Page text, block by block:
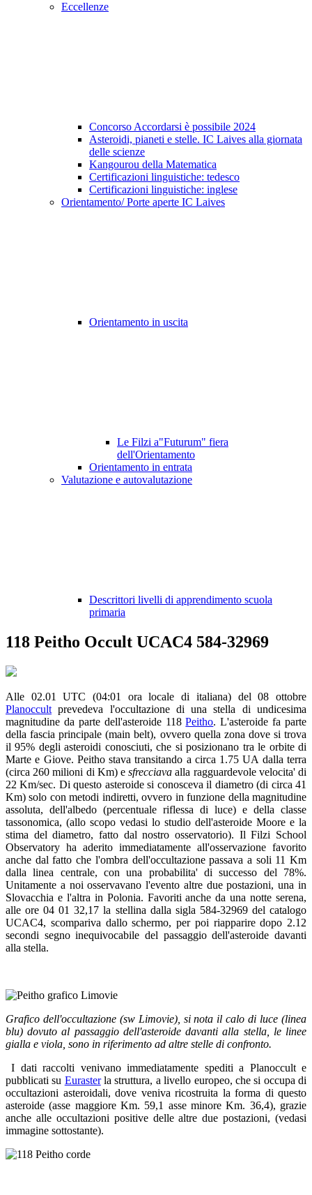
Eccellenze
Concorso Accordarsi è possibile 2024
Asteroidi, pianeti e stelle. IC Laives alla giornata
delle scienze
Kangourou della Matematica
Certificazioni linguistiche: tedesco
Certificazioni linguistiche: inglese
Orientamento/ Porte aperte IC Laives
Orientamento in uscita
Le Filzi a"Futurum" fiera
dell'Orientamento
Orientamento in entrata
Valutazione e autovalutazione
Descrittori livelli di apprendimento scuola
primaria
118 Peitho Occult UCAC4 584-32969
Alle 02.01 UTC (04:01 ora locale di italiana) del 08 ottobre
Planoccult prevedeva l'occultazione di una stella di undicesima
magnitudine da parte dell'asteroide 118Peitho. L'asteroide fa parte
della fascia principale (main belt), ovvero quella zona dove si trova
il 95% degli asteroidi conosciuti, che si posizionano tra le orbite di
Marte e Giove. Peitho stava transitando a circa 1.75 UA dalla terra
(circa 260 milioni di Km) esfrecciava alla ragguardevole velocita' di
22 Km/sec. Di questo asteroide si conosceva il diametro (di circa 41
Km) solo con metodi indiretti, ovvero in funzione della magnitudine
assoluta, dell'albedo (percentuale riflessa di luce) e della classe
tassonomica, (allo scopo vedasi lo studio dell'asteroide Moore e la
stima del diametro, fatto dal nostro osservatorio). Il Filzi School
Observatory ha aderito immediatamente all'osservazione favorito
anche dal fatto che l'ombra dell'occultazione passava a soli 11 Km
dalla linea centrale, con una probabilita' di successo del 78%.
Unitamente a noi osservavano l'evento altre due postazioni, una in
Slovacchia e l'altra in Polonia. Favoriti anche da una notte serena,
alle ore 04 01 32,17 la stellina dalla sigla 584-32969 del catalogo
UCAC4, scompariva dallo schermo, per poi riapparire dopo 2.12
secondi segno inequivocabile del passaggio dell'asteroide davanti
alla stella.
Grafico dell'occultazione (sw Limovie), si nota il calo di luce (linea
blu) dovuto al passaggio dell'asteroide davanti alla stella, le linee
gialla e viola, sono in riferimento ad altre stelle di confronto.
I dati raccolti venivano immediatamente spediti a Planoccult e
pubblicati su Eurasterla struttura, a livello europeo, che si occupa di
occultazioni asteroidali, dove veniva ricostruita la forma di questo
asteroide (asse maggiore Km. 59,1 asse minore Km. 36,4), grazie
anche alle occultazioni positive delle altre due postazioni, (vedasi
immagine sottostante).